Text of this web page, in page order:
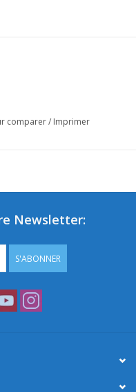
comparer/ Imprimer
Newsletter:
S'ABONNER